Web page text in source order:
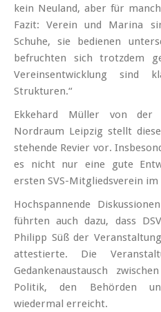
kein Neuland, aber für
Fazit: Verein und Marina
Schuhe, sie bedienen
befruchten sich trotzdem
Vereinsentwicklung sind
Strukturen.“
Ekkehard Müller von der
Nordraum Leipzig stellt
stehende Revier vor.
es nicht nur eine gute
ersten SVS-Mitgliedsverein
Hochspannende
führten auch dazu, dass
Philipp Süß der
attestierte. Die
Gedankenaustausch
Politik, den Behörden
wiedermal erreicht.